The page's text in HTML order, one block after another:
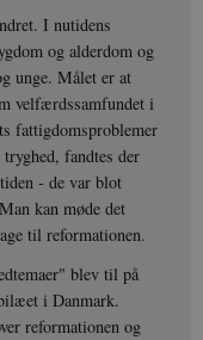
I nutidens
og alderdom og
unge. Målet er at
velfærdssamfundet i
fattigdomsproblemer
fandtes der
- de var blot
kan møde det
til reformationen.
blev til på
i Danmark.
reformationen og